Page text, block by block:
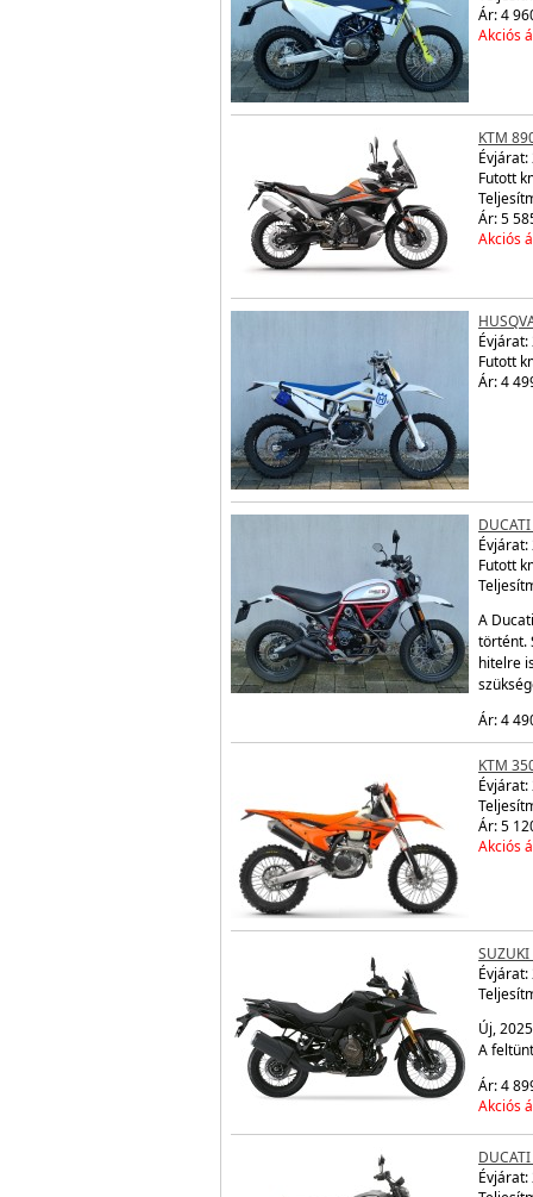
Ár: 4
Akciós
KTM
Évjárat:
Futott
Ár: 5
Akciós
Évjárat:
Futott
Ár: 4
DUCATI
Évjárat:
Futott
A
történt.
hitelre
Ár: 4
KTM
Évjárat:
Ár: 5
Akciós
Évjárat:
Új,
A
Ár: 4
Akciós
Évjárat: